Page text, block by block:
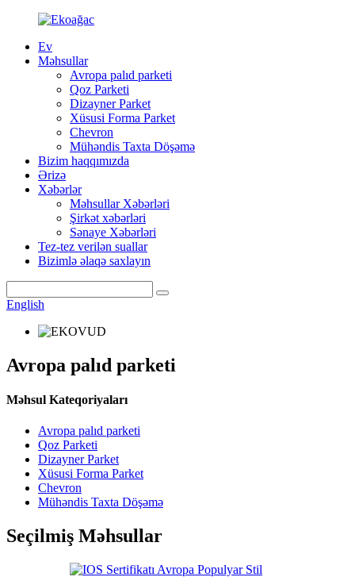
Ev
Məhsullar
Avropa palıd parketi
Qoz Parketi
Dizayner Parket
Xüsusi Forma Parket
Chevron
Mühəndis Taxta Döşəmə
Bizim haqqımızda
Ərizə
Xəbərlər
Məhsullar Xəbərləri
Şirkət xəbərləri
Sənaye Xəbərləri
Tez-tez verilən suallar
Bizimlə əlaqə saxlayın
English
Avropa palıd parketi
Məhsul Kateqoriyaları
Avropa palıd parketi
Qoz Parketi
Dizayner Parket
Xüsusi Forma Parket
Chevron
Mühəndis Taxta Döşəmə
Seçilmiş Məhsullar